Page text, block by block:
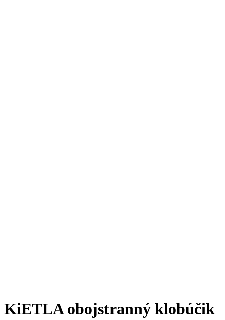
KiETLA obojstranný klobúčik